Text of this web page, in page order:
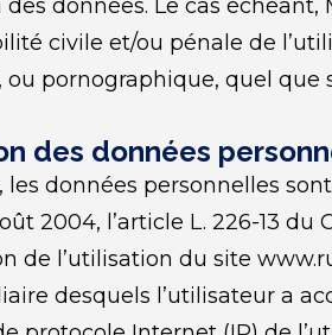
données. Le cas
civile et/ou pénale de
pornographique, quel que
des données
les données personnelles
2004, l’article L. 226-13
de l’utilisation du site
desquels l’utilisateur a